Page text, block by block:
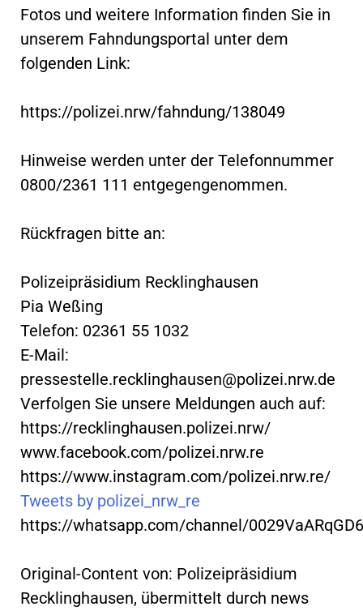
Fotos und weitere Information finden Sie in
unserem Fahndungsportal unter dem
folgenden Link:
https://polizei.nrw/fahndung/138049
Hinweise werden unter der Telefonnummer
0800/2361 111 entgegengenommen.
Rückfragen bitte an:
Polizeipräsidium Recklinghausen
Pia Weßing
Telefon: 02361 55 1032
E-Mail:
pressestelle.recklinghausen@polizei.nrw.de
Verfolgen Sie unsere Meldungen auch auf:
https://recklinghausen.polizei.nrw/
www.facebook.com/polizei.nrw.re
https://www.instagram.com/polizei.nrw.re/
Tweets by polizei_nrw_re
https://whatsapp.com/channel/
Original-Content von: Polizeipräsidium
Recklinghausen, übermittelt durch news